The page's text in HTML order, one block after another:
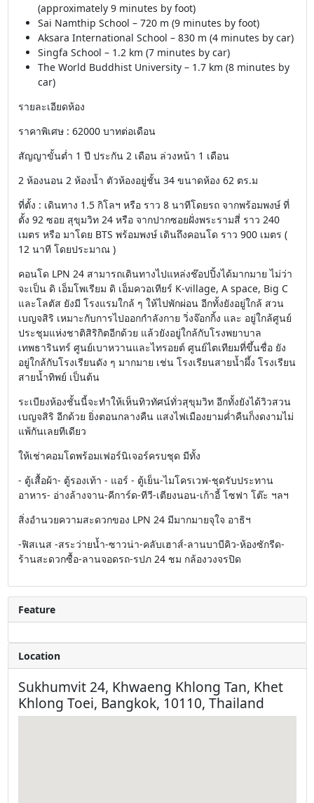
(approximately 9 minutes by foot)
Sai Namthip School – 720 m (9 minutes by foot)
Aksara International School – 830 m (4 minutes by car)
Singfa School – 1.2 km (7 minutes by car)
The World Buddhist University – 1.7 km (8 minutes by
car)
รายละเอียดห้อง
ราคาพิเศษ : 62000 บาทต่อเดือน
สัญญาขั้นต่ำ 1 ปี ประกัน 2 เดือน ล่วงหน้า 1 เดือน
2 ห้องนอน 2 ห้องน้ำ ตัวห้องอยู่ชั้น 34 ขนาดห้อง 62 ตร.ม
ที่ตั้ง : เดินทาง 1.5 กิโลฯ หรือ ราว 8 นาทีโดยรถ จากพร้อมพงษ์ ที่
ตั้ง 92 ซอย สุขุมวิท 24 หรือ จากปากซอยฝั่งพระรามสี่ ราว 240
เมตร หรือ มาโดย BTS พร้อมพงษ์ เดินถึงคอนโด ราว 900 เมตร (
12 นาที โดยประมาณ )
คอนโด LPN 24 สามารถเดินทางไปแหล่งช๊อปปิ้งได้มากมาย ไม่ว่า
จะเป็น ดิ เอ็มโพเรียม ดิ เอ็มควอเทียร์ K-village, A space, Big C
และโลตัส ยังมี โรงแรมใกล้ ๆ ให้ไปพักผ่อน อีกทั้งยังอยู่ใกล้ สวน
เบญจสิริ เหมาะกับการไปออกกำลังกาย วิ่งจ๊อกกิ้ง และ อยู่ใกล้ศูนย์
ประชุมแห่งชาติสิริกิตอีกด้วย แล้วยังอยู่ใกล้กับโรงพยาบาล
เทพธารินทร์ ศูนย์เบาหวานและไทรอยต์ ศูนย์ไตเทียมที่ขึ้นชื่อ ยัง
อยู่ใกล้กับโรงเรียนดัง ๆ มากมาย เช่น โรงเรียนสายน้ำผึ้ง โรงเรียน
สายน้ำทิพย์ เป็นต้น
ระเบียงห้องชั้นนี้จะทำให้เห็นทิวทัศน์ทั่วสุขุมวิท อีกทั้งยังได้วิวสวน
เบญจสิริ อีกด้วย ยิ่งตอนกลางคืน แสงไฟเมืองยามค่ำคืนก็งดงามไม่
แพ้กันเลยทีเดียว
ให้เช่าคอมโดพร้อมเฟอร์นิเจอร์ครบชุด มีทั้ง
- ตู้เสื้อผ้า- ตู้รองเท้า - แอร์ - ตู้เย็น-ไมโครเวฟ-ชุดรับประทาน
อาหาร- อ่างล้างจาน-คีการ์ด-ทีวี-เตียงนอน-เก้าอี้ โซฟา โต๊ะ ฯลฯ
สิ่งอำนวยความสะดวกของ LPN 24 มีมากมายจุใจ อาธิฯ
-ฟิสเนส -สระว่ายน้ำ-ซาวน่า-คลับเฮาส์-ลานบาบีคิว-ห้องซักรีด-
ร้านสะดวกซื้อ-ลานจอดรถ-รปภ 24 ชม กล้องวงจรปิด
Feature
Location
Sukhumvit 24, Khwaeng Khlong Tan, Khet
Khlong Toei, Bangkok, 10110, Thailand